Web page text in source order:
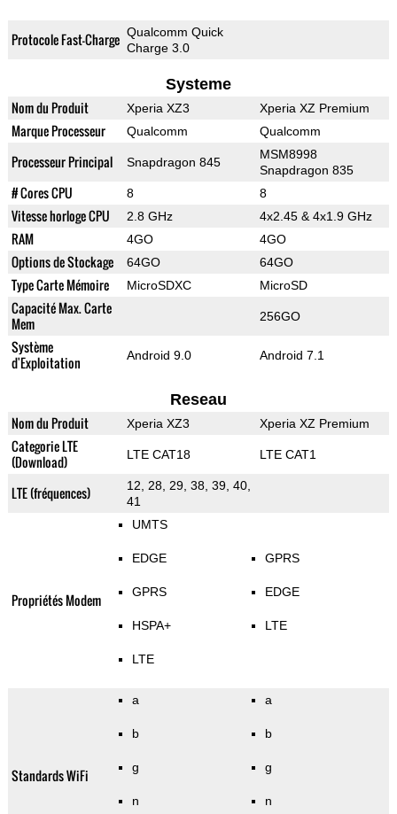
Protocole Fast-Charge Qualcomm Quick
Charge 3.0
Systeme
Nom du Produit Xperia XZ3 Xperia XZ Premium
Marque Processeur Qualcomm Qualcomm
Processeur Principal Snapdragon 845
MSM8998
Snapdragon 835
# Cores CPU 8 8
Vitesse horloge CPU 2.8 GHz 4x2.45 & 4x1.9 GHz
RAM 4GO 4GO
Options de Stockage 64GO 64GO
Type Carte Mémoire MicroSDXC MicroSD
Capacité Max. Carte
Mem
256GO
Système
d'Exploitation
Android 9.0 Android 7.1
Reseau
Nom du Produit Xperia XZ3 Xperia XZ Premium
Categorie LTE
(Download)
LTE CAT18 LTE CAT1
LTE (fréquences)
12, 28, 29, 38, 39, 40,
41
Propriétés Modem
UMTS
EDGE
GPRS
HSPA+
LTE
GPRS
EDGE
LTE
Standards WiFi
a
b
g
n
a
b
g
n